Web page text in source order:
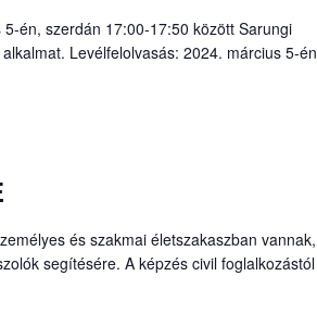
én, szerdán 17:00-17:50 között Sarungi
Levélfelolvasás: 2024. március 5-
és szakmai életszakaszban vannak,
segítésére. A képzés civil foglalkozástól